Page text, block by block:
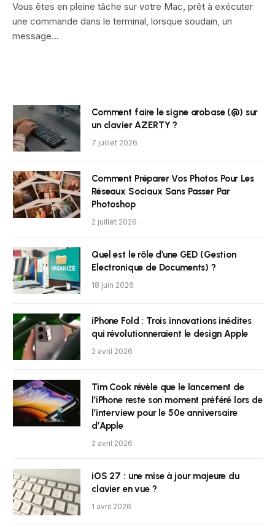
Vous êtes en pleine tâche sur votre Mac, prêt à exécuter
une commande dans le terminal, lorsque soudain, un
message…
Comment faire le signe arobase (@) sur
un clavier AZERTY ?
7 juillet 2026
Comment Préparer Vos Photos Pour Les
Réseaux Sociaux Sans Passer Par
Photoshop
2 juillet 2026
Quel est le rôle d’une GED (Gestion
Electronique de Documents) ?
18 juin 2026
iPhone Fold : Trois innovations inédites
qui révolutionneraient le design Apple
2 avril 2026
Tim Cook révèle que le lancement de
l’iPhone reste son moment préféré lors de
l’interview pour le 50e anniversaire
d’Apple
2 avril 2026
iOS 27 : une mise à jour majeure du
clavier en vue ?
1 avril 2026